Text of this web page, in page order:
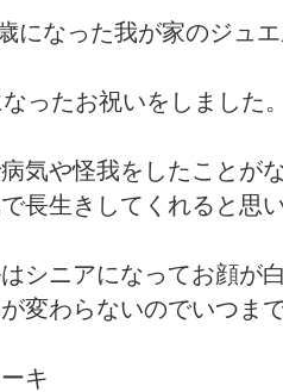
になった我が家のジュ
ったお祝いをしました
気や怪我をしたことが
長生きしてくれると思
シニアになってお顔が
変わらないのでいつま
キ